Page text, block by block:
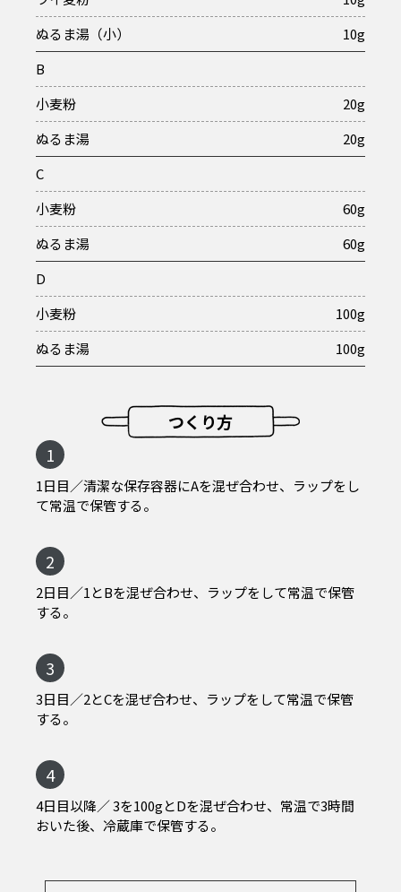
ぬるま湯（小）
10g
B
小麦粉
20g
ぬるま湯
20g
C
小麦粉
60g
ぬるま湯
60g
D
小麦粉
100g
ぬるま湯
100g
つくり方
1
1日目／清潔な保存容器にAを混ぜ合わせ、ラップをし
て常温で保管する。
2
2日目／1とBを混ぜ合わせ、ラップをして常温で保管
する。
3
3日目／2とCを混ぜ合わせ、ラップをして常温で保管
する。
4
4日目以降／ 3を100gとDを混ぜ合わせ、常温で3時間
おいた後、冷蔵庫で保管する。